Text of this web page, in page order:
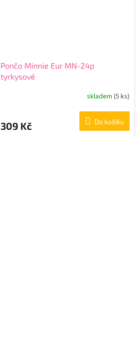
Pončo Minnie Eur MN-24p
tyrkysové
skladem (5 ks)
309 Kč Do košíku